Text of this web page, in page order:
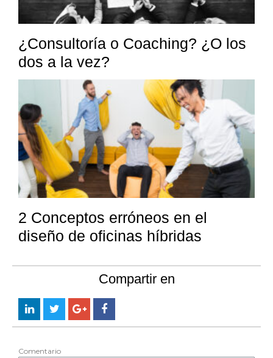
¿Consultoría o Coaching? ¿O los
dos a la vez?
2 Conceptos erróneos en el
diseño de oficinas híbridas
Compartir en
Comentario